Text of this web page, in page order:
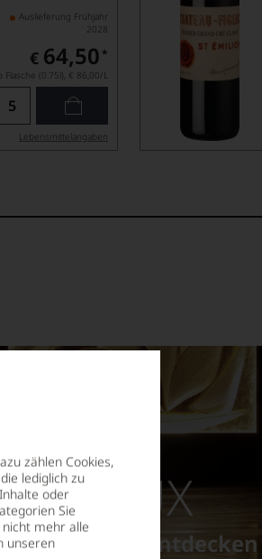
zählen Cookies,
lediglich zu
oder
Sie
mehr alle
unseren
Auslieferung Frühjahr
2028
€ 64,50 *
Flasche (0.75l), € 86,00/L
Lebensmittel­angaben
Bordeaux entdecken